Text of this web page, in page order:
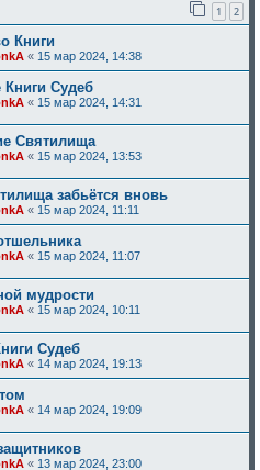
1 2
Книги
« 15 мар 2024, 14:38
Книги Судеб
« 15 мар 2024, 14:31
Святилища
« 15 мар 2024, 13:53
забьётся вновь
« 15 мар 2024, 11:11
« 15 мар 2024, 11:07
мудрости
« 15 мар 2024, 10:11
Судеб
« 14 мар 2024, 19:13
« 14 мар 2024, 19:09
« 13 мар 2024, 23:00